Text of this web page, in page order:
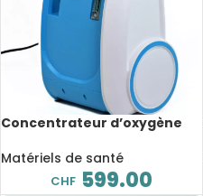
Concentrateur d’oxygène
24 heures, générateur d’O2
Matériels de santé
CHF 599.00